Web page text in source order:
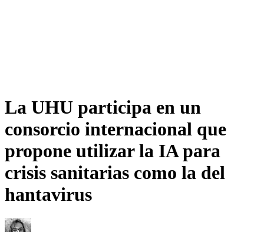
La UHU participa en un
consorcio internacional que
propone utilizar la IA para
crisis sanitarias como la del
hantavirus